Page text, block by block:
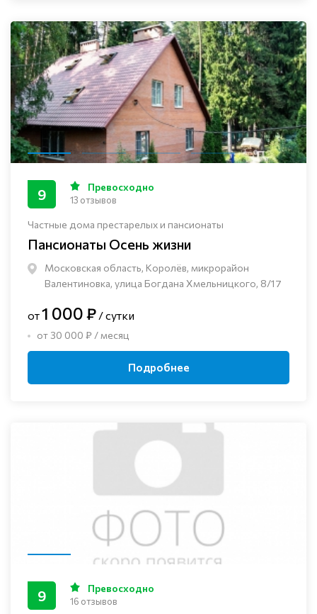
Частные дома престарелых и пансионаты
Пансионаты Осень жизни
Московская область, Королёв, микрорайон
Валентиновка, улица Богдана Хмельницкого, 8/17
9 Превосходно
13 отзывов
от1 000 ₽ / сутки
от 30 000 ₽ / месяц
Подробнее
9 Превосходно
16 отзывов